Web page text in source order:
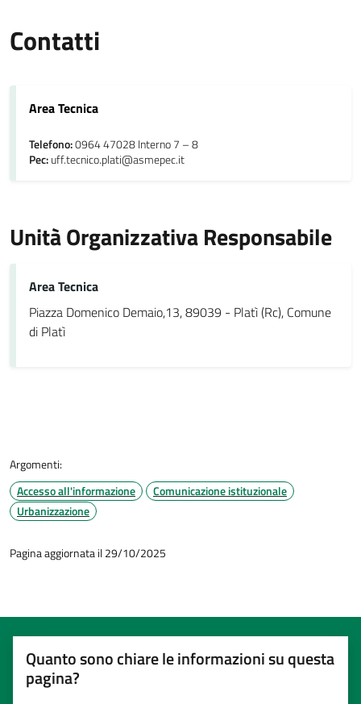
Contatti
Area Tecnica
Telefono:0964 47028 Interno 7 – 8
Pec:uff.tecnico.plati@asmepec.it
Unità Organizzativa Responsabile
Area Tecnica
Piazza Domenico Demaio,13, 89039 - Platì (Rc), Comune
di Platì
Argomenti:
Accesso all'informazione
Comunicazione istituzionale
Urbanizzazione
Pagina aggiornata il 29/10/2025
Quanto sono chiare le informazioni su questa
pagina?